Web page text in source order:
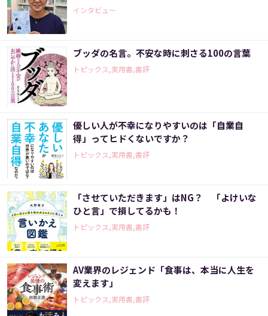
インタビュー
ブッダの名言。不安な時に刺さる100の言葉
トピックス,実用書,書評
優しい人が不幸になりやすいのは「自業自
得」ってヒドくないですか？
トピックス,実用書,書評
「させていただきます」はNG？ 「よけいな
ひと言」で損してるかも！
トピックス,実用書,書評
AV業界のレジェンド「食事は、本当に人生を
変えます」
トピックス,実用書,書評